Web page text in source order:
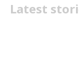
Latest